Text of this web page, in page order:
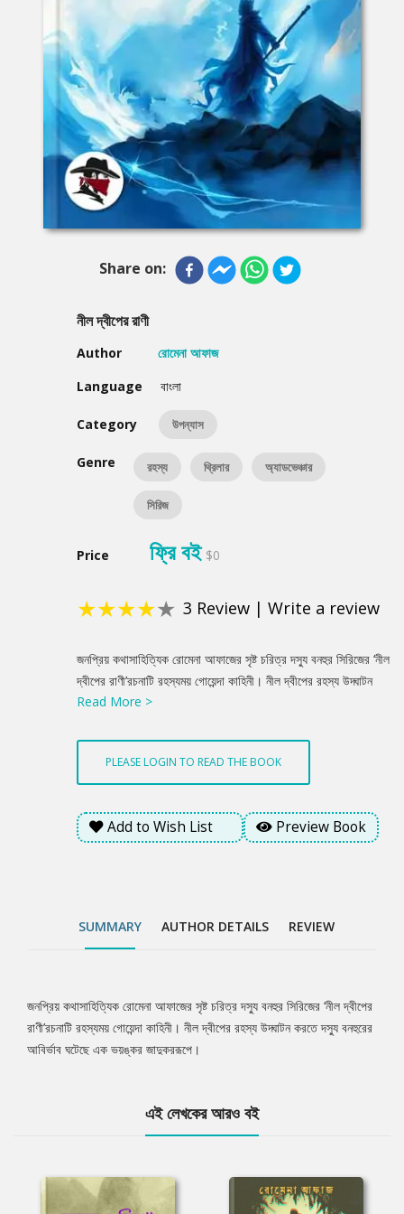
Share on:
নীল দ্বীপের রাণী
Author
রোমেনা আফাজ
Language
বাংলা
Category উপন্যাস
Genre রহস্য থ্রিলার অ্যাডভেঞ্চার
সিরিজ
Price ফ্রি বই $0
★★★★★ 3 Review | Write a review
Product
Summery
জনপ্রিয় কথাসাহিত্যিক রোমেনা আফাজের সৃষ্ট চরিত্র দস্যু বনহুর সিরিজের ‘নীল
দ্বীপের রাণী’রচনাটি রহস্যময় গোয়েন্দা কাহিনী। নীল দ্বীপের রহস্য উদ্ঘাটন
করতে দস্যু বনহুরের আবির্ভাব ঘটেছে এক ভয়ঙ্কর জাদুকররূপে।
Read More >
PLEASE LOGIN TO READ THE BOOK
Add to Wish List Preview Book
SUMMARY AUTHOR DETAILS REVIEW
Tab
Article
জনপ্রিয় কথাসাহিত্যিক রোমেনা আফাজের সৃষ্ট চরিত্র দস্যু বনহুর সিরিজের ‘নীল দ্বীপের
রাণী’রচনাটি রহস্যময় গোয়েন্দা কাহিনী। নীল দ্বীপের রহস্য উদ্ঘাটন করতে দস্যু বনহুরের
আবির্ভাব ঘটেছে এক ভয়ঙ্কর জাদুকররূপে।
এই লেখকের আরও বই